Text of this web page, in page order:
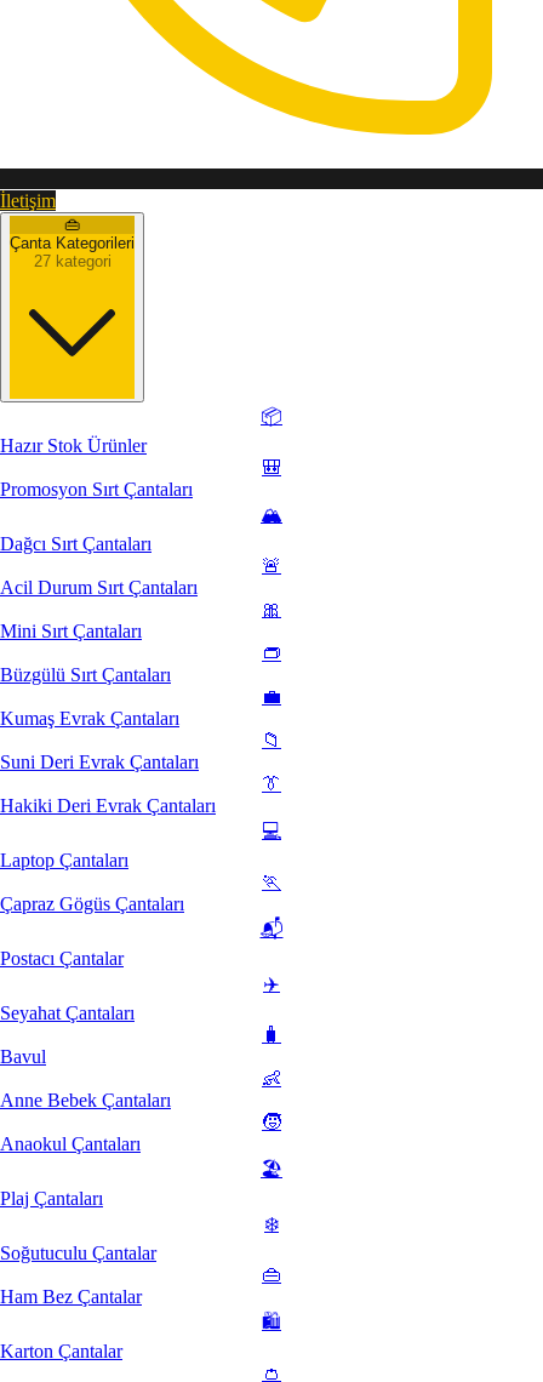
İletişim
👜
Çanta Kategorileri
27 kategori
📦
Hazır Stok Ürünler
🎒
Promosyon Sırt Çantaları
🏔️
Dağcı Sırt Çantaları
🚨
Acil Durum Sırt Çantaları
🎀
Mini Sırt Çantaları
👝
Büzgülü Sırt Çantaları
💼
Kumaş Evrak Çantaları
📁
Suni Deri Evrak Çantaları
👔
Hakiki Deri Evrak Çantaları
💻
Laptop Çantaları
🏃
Çapraz Gögüs Çantaları
📬
Postacı Çantalar
✈️
Seyahat Çantaları
🧳
Bavul
👶
Anne Bebek Çantaları
🧒
Anaokul Çantaları
🏖️
Plaj Çantaları
❄️
Soğutuculu Çantalar
👜
Ham Bez Çantalar
🛍️
Karton Çantalar
👛